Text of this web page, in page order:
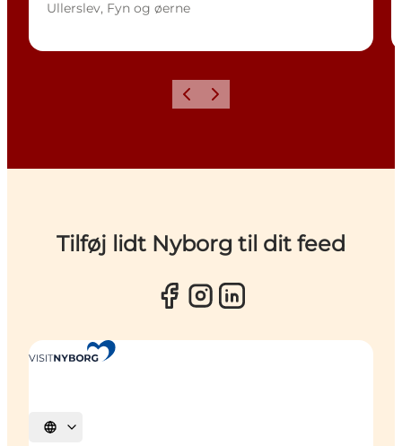
Ullerslev, Fyn og øerne
ForrigeNæste
Tilføj lidt Nyborg til dit feed
Vælg sprog